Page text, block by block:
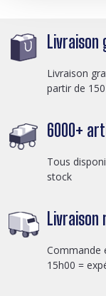
Livraison
partir de
6000+
Tous
stock
Livraison
Commande
15h00 =